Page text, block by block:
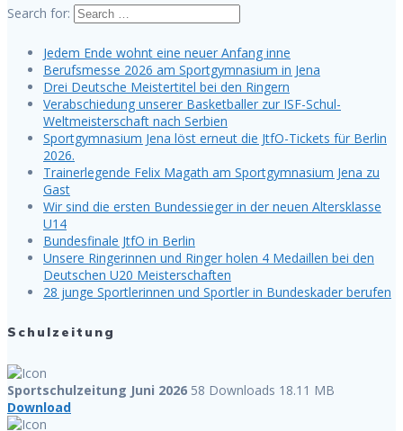
Search for:
Jedem Ende wohnt eine neuer Anfang inne
Berufsmesse 2026 am Sportgymnasium in Jena
Drei Deutsche Meistertitel bei den Ringern
Verabschiedung unserer Basketballer zur ISF-Schul-
Weltmeisterschaft nach Serbien
Sportgymnasium Jena löst erneut die JtfO-Tickets für Berlin
2026.
Trainerlegende Felix Magath am Sportgymnasium Jena zu
Gast
Wir sind die ersten Bundessieger in der neuen Altersklasse
U14
Bundesfinale JtfO in Berlin
Unsere Ringerinnen und Ringer holen 4 Medaillen bei den
Deutschen U20 Meisterschaften
28 junge Sportlerinnen und Sportler in Bundeskader berufen
Schulzeitung
Sportschulzeitung Juni 2026 58 Downloads 18.11 MB
Download